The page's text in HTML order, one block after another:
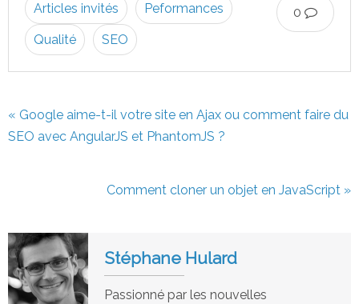
0
Articles invités Peformances
Qualité SEO
« Google aime-t-il votre site en Ajax ou comment faire du
SEO avec AngularJS et PhantomJS ?
Comment cloner un objet en JavaScript »
Stéphane Hulard
Passionné par les nouvelles